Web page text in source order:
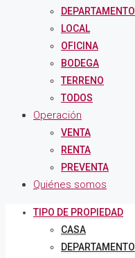
DEPARTAMENTO
LOCAL
OFICINA
BODEGA
TERRENO
TODOS
Operación
VENTA
RENTA
PREVENTA
Quiénes somos
TIPO DE PROPIEDAD
CASA
DEPARTAMENTO